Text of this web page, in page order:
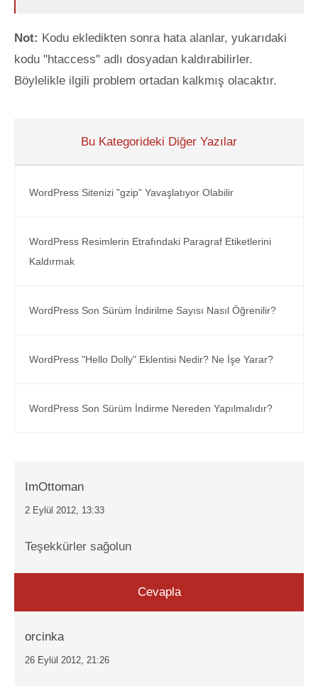
Not: Kodu ekledikten sonra hata alanlar, yukarıdaki
kodu "htaccess" adlı dosyadan kaldırabilirler.
Böylelikle ilgili problem ortadan kalkmış olacaktır.
Bu Kategorideki Diğer Yazılar
WordPress Sitenizi "gzip" Yavaşlatıyor Olabilir
WordPress Resimlerin Etrafındaki Paragraf Etiketlerini
Kaldırmak
WordPress Son Sürüm İndirilme Sayısı Nasıl Öğrenilir?
WordPress "Hello Dolly" Eklentisi Nedir? Ne İşe Yarar?
WordPress Son Sürüm İndirme Nereden Yapılmalıdır?
ImOttoman
2 Eylül 2012, 13:33
Teşekkürler sağolun
Cevapla
orcinka
26 Eylül 2012, 21:26